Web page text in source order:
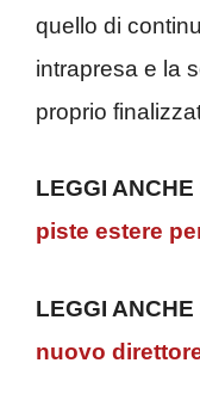
quello di
intrapresa e la
proprio
LEGGI ANCHE
piste estere
LEGGI ANCHE
nuovo